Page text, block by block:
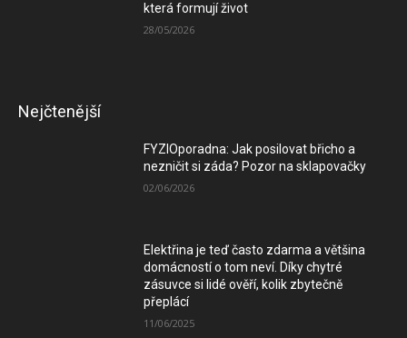
která formují život
28/05/2026
Nejčtenější
FYZIOporadna: Jak posilovat břicho a
nezničit si záda? Pozor na sklapovačky
02/06/2026
Elektřina je teď často zdarma a většina
domácností o tom neví. Díky chytré
zásuvce si lidé ověří, kolik zbytečně
přeplácí
11/06/2025